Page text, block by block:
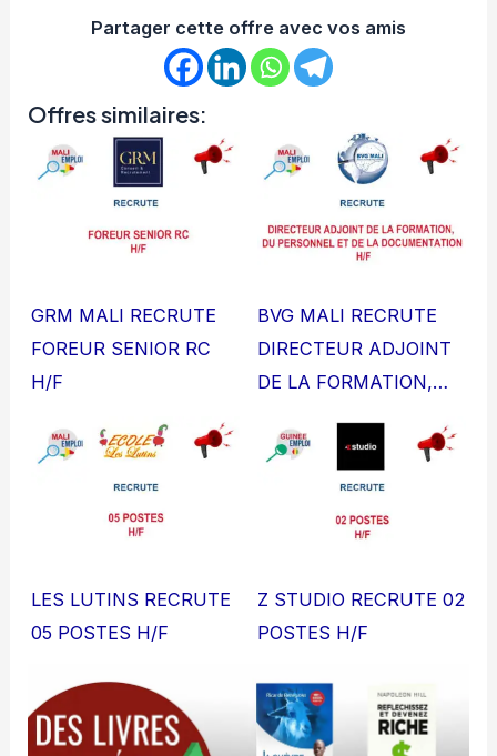
Partager cette offre avec vos amis
Offres similaires:
GRM MALI RECRUTE
FOREUR SENIOR RC
H/F
BVG MALI RECRUTE
DIRECTEUR ADJOINT
DE LA FORMATION,…
LES LUTINS RECRUTE
05 POSTES H/F
Z STUDIO RECRUTE 02
POSTES H/F